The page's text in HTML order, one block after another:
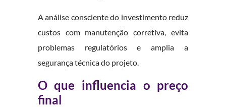
A análise consciente do investimento reduz
custos com manutenção corretiva, evita
problemas regulatórios e amplia a
segurança técnica do projeto.
O que influencia o preço
final